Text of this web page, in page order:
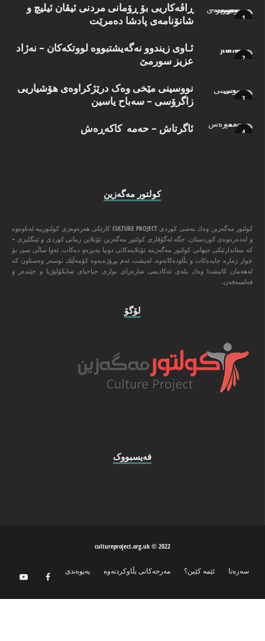
ڕاڤەکاریی بۆ ڕۆمانی مردنی ئیڤان ئیلیچ و
شانۆنامەی پادشا دەمرێت
ئـاوی زیندوو نه‌گه‌یشتبووه‌ لووتكه‌كان – نه‌ژاد
عزیز سورمێ
نووسینی مێخی وەک درێژکراوەی هۆشیاریی
زاگرۆسی – سەباح یاسین
ئاگرتاش – حەمە کاکەڕەش
كولتور مه‌گه‌زین
كولتور مه‌گه‌زین وه‌ك به‌شی كوردی CULTURE PROJECT كارێكی هه‌ره‌وه‌زی كولتورییه‌ له‌ناوه‌وه‌
و له‌ده‌ره‌وه‌ی كوردستان. جگه‌ له‌گۆڤاری كولتور مه‌گه‌زین ئۆنلاین زمانی كوردی و ئینگلیزی –
كه‌ ستاندارتێكی جیهانی كولتور مه‌گه‌زینه‌ ئۆنلاینه‌كانی دونیا په‌یڕه‌و ده‌كات. ئه‌وا ‌ساڵی سێ بۆ
چوار ژماره‌ چاپده‌كات و بڵاوده‌كاته‌وه‌. له‌پشت ئه‌م پڕۆژه‌یه‌وه‌ كۆمه‌ڵێك نوسه‌ر وه‌ستاون كه‌
له‌هه‌مان كاتیشدا وه‌ك پله‌ی ئه‌كادیمی شاره‌زای بواری جیاجیای سایكۆلۆژیا و جێنده‌ر و
فه‌لسه‌فه‌ن.
لۆگۆ
فه‌یسبووک
2022 © cultureproject.org.uk
سه‌ره‌تا ئێمه‌ كێین؟ مه‌رجه‌كانی بڵاوكردنه‌وه‌ په‌یوه‌ندی